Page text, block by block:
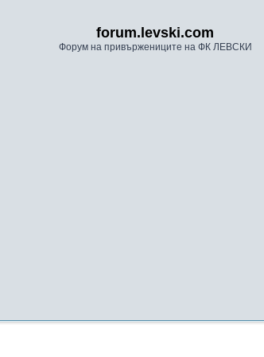
forum.levski.com
Форум на привържениците на ФК ЛЕВСКИ